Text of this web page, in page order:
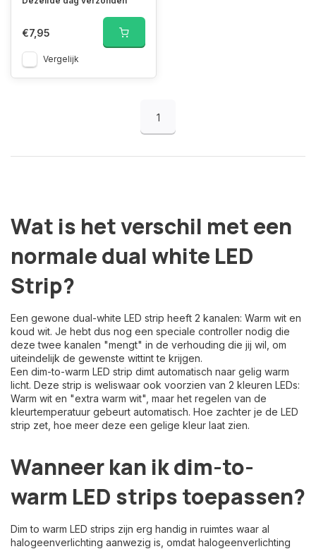
€7,95
Vergelijk
1
Wat is het verschil met een
normale dual white LED
Strip?
Een gewone dual-white LED strip heeft 2 kanalen: Warm wit en
koud wit. Je hebt dus nog een speciale controller nodig die
deze twee kanalen "mengt" in de verhouding die jij wil, om
uiteindelijk de gewenste wittint te krijgen.
Een dim-to-warm LED strip dimt automatisch naar gelig warm
licht. Deze strip is weliswaar ook voorzien van 2 kleuren LEDs:
Warm wit en "extra warm wit", maar het regelen van de
kleurtemperatuur gebeurt automatisch. Hoe zachter je de LED
strip zet, hoe meer deze een gelige kleur laat zien.
Wanneer kan ik dim-to-
warm LED strips toepassen?
Dim to warm LED strips zijn erg handig in ruimtes waar al
halogeenverlichting aanwezig is, omdat halogeenverlichting